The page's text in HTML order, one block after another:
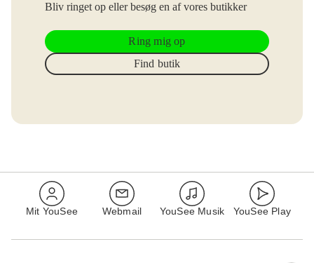
Bliv ringet op eller besøg en af vores butikker
Ring mig op
Find butik
Mit YouSee Webmail YouSee Musik YouSee Play